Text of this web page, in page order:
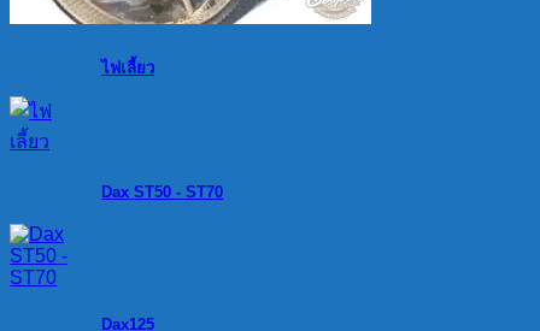
ไฟเลี้ยว
Dax ST50 - ST70
Dax125